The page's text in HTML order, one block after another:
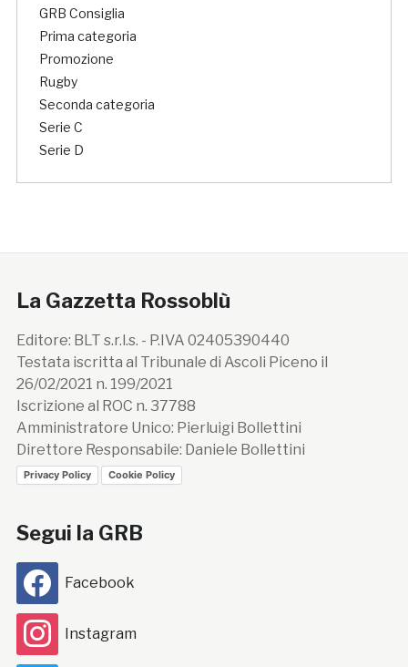
GRB Consiglia
Prima categoria
Promozione
Rugby
Seconda categoria
Serie C
Serie D
La Gazzetta Rossoblù
Editore: BLT s.r.l.s. - P.IVA 02405390440
Testata iscritta al Tribunale di Ascoli Piceno il
26/02/2021 n. 199/2021
Iscrizione al ROC n. 37788
Amministratore Unico: Pierluigi Bollettini
Direttore Responsabile: Daniele Bollettini
Privacy Policy Cookie Policy
Segui la GRB
Facebook
Instagram